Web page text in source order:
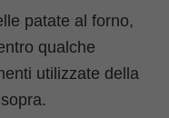
patate al forno,
qualche
utilizzate della